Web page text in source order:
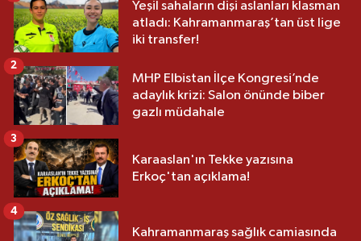
Yeşil sahaların dişi aslanları klasman
atladı: Kahramanmaraş’tan üst lige
iki transfer!
MHP Elbistan İlçe Kongresi’nde
adaylık krizi: Salon önünde biber
gazlı müdahale
2
Karaaslan'ın Tekke yazısına
Erkoç'tan açıklama!
3
Kahramanmaraş sağlık camiasında
4